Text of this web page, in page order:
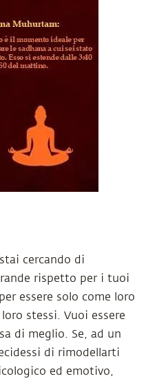
cercando di
rispetto per i tuoi
essere solo come loro
stessi. Vuoi essere
di meglio. Se, ad un
di rimodellarti
ed emotivo,